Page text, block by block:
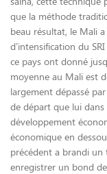
que la méthode
beau résultat, le Mali
d’intensification du
ce pays ont donné
moyenne au Mali est
largement dépassé
de départ que lui
développement
économique en
précédent a brandi
enregistrer un bond